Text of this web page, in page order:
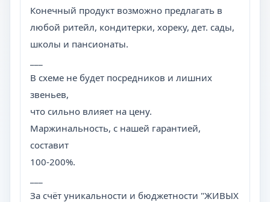
Конечный продукт возможно предлагать в
любой ритейл, кондитерки, хореку, дет. сады,
школы и пансионаты.
В схеме не будет посредников и лишних
звеньев,
что сильно влияет на цену.
Маржинальность, с нашей гарантией,
составит
100-200%.
За счёт уникальности и бюджетности "ЖИВЫХ